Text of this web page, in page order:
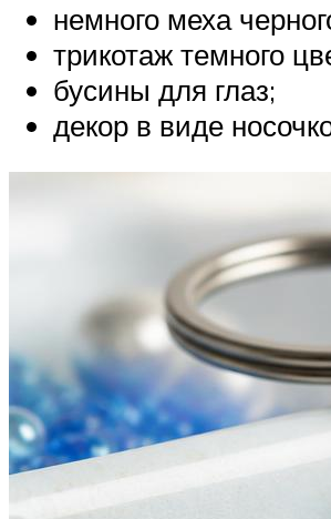
немного меха
трикотаж темного
бусины для глаз;
декор в виде